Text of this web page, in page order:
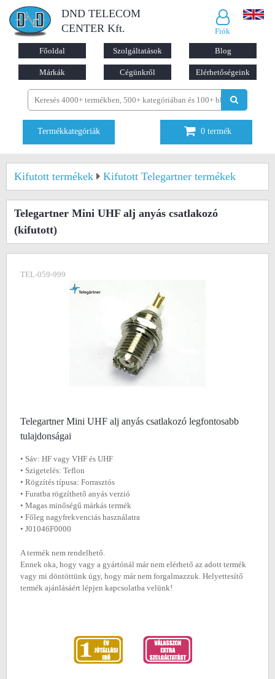
DND TELECOM
CENTER Kft.
Fiók
Főoldal Szolgáltatások Blog
Márkák Cégünkről Elérhetőségeink
Termékkategóriák 0 termék
Kifutott termékek Kifutott Telegartner termékek
Telegartner Mini UHF alj anyás csatlakozó
(kifutott)
TEL-059-999
Telegartner Mini UHF alj anyás csatlakozó legfontosabb
tulajdonságai
• Sáv: HF vagy VHF és UHF
• Szigetelés: Teflon
• Rögzítés típusa: Forrasztós
• Furatba rögzíthető anyás verzió
• Magas minőségű márkás termék
• Főleg nagyfrekvenciás használatra
• J01046F0000
A termék nem rendelhető.
Ennek oka, hogy vagy a gyártónál már nem elérhető az adott termék
vagy mi döntöttünk úgy, hogy már nem forgalmazzuk. Helyettesítő
termék ajánlásáért lépjen kapcsolatba velünk!